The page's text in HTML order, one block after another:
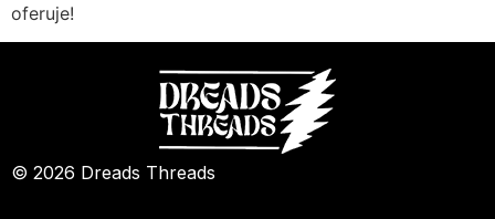
oferuje!
© 2026 Dreads Threads